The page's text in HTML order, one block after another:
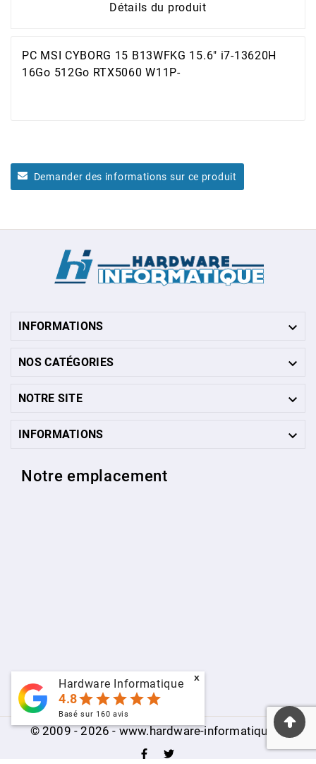
Détails du produit
PC MSI CYBORG 15 B13WFKG 15.6" i7-13620H
16Go 512Go RTX5060 W11P-
Demander des informations sur ce produit
INFORMATIONS 
NOS CATÉGORIES 
NOTRE SITE 
INFORMATIONS 
Notre emplacement
© 2009 - 2026 - www.hardware-informatique.fr
Hardware Informatique
4.8starstarstarstarstar
Basé sur 160 avis
x